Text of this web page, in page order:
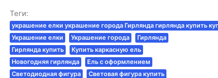
Теги:
украшение елки украшение города Гирлянда гирлянда купить
Украшение елки
Украшение города
Гирлянда
Гирлянда купить
Купить каркасную ель
Новогодняя гирлянда
Ель с оформлением
Светодиодная фигура
Световая фигура купить